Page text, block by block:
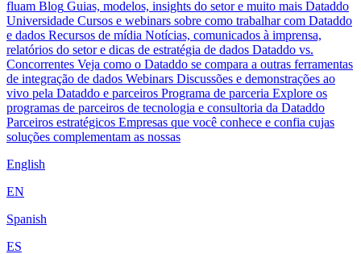
fluam Blog Guias, modelos, insights do setor e muito mais Dataddo
Universidade Cursos e webinars sobre como trabalhar com Dataddo
e dados Recursos de mídia Notícias, comunicados à imprensa,
relatórios do setor e dicas de estratégia de dados Dataddo vs.
Concorrentes Veja como o Dataddo se compara a outras ferramentas
de integração de dados Webinars Discussões e demonstrações ao
vivo pela Dataddo e parceiros Programa de parceria Explore os
programas de parceiros de tecnologia e consultoria da Dataddo
Parceiros estratégicos Empresas que você conhece e confia cujas
soluções complementam as nossas
English
EN
Spanish
ES